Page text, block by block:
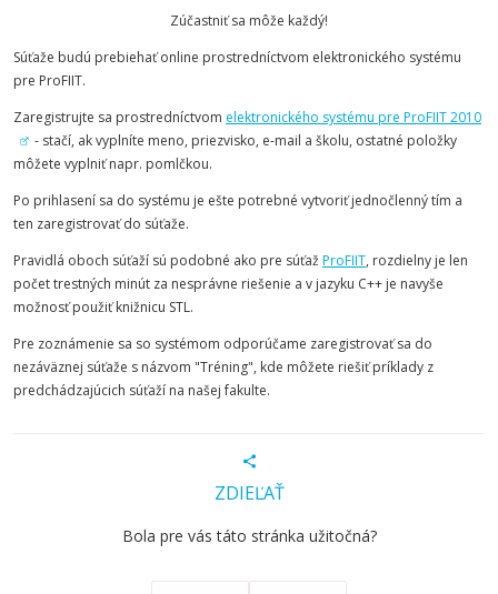
Zúčastniť sa môže každý!
Súťaže budú prebiehať online prostredníctvom elektronického systému
pre ProFIIT.
Zaregistrujte sa prostredníctvom elektronického systému pre ProFIIT 2010
- stačí, ak vyplníte meno, priezvisko, e-mail a školu, ostatné položky
môžete vyplniť napr. pomlčkou.
Po prihlasení sa do systému je ešte potrebné vytvoriť jednočlenný tím a
ten zaregistrovať do súťaže.
Pravidlá oboch súťaží sú podobné ako pre súťažProFIIT, rozdielny je len
počet trestných minút za nesprávne riešenie a v jazyku C++ je navyše
možnosť použiť knižnicu STL.
Pre zoznámenie sa so systémom odporúčame zaregistrovať sa do
nezáväznej súťaže s názvom "Tréning", kde môžete riešiť príklady z
predchádzajúcich súťaží na našej fakulte.
ZDIEĽAŤ
Bola pre vás táto stránka užitočná?